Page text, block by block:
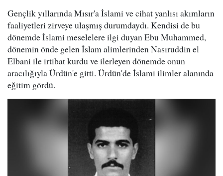
Gençlik yıllarında Mısır'a İslami ve cihat yanlısı akımların
faaliyetleri zirveye ulaşmış durumdaydı. Kendisi de bu
dönemde İslami meselelere ilgi duyan Ebu Muhammed,
dönemin önde gelen İslam alimlerinden Nasıruddin el
Elbani ile irtibat kurdu ve ilerleyen dönemde onun
aracılığıyla Ürdün'e gitti. Ürdün'de İslami ilimler alanında
eğitim gördü.